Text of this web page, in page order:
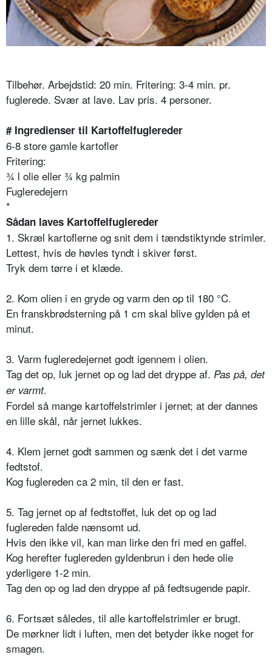
Tilbehør. Arbejdstid: 20 min. Fritering: 3-4 min. pr.
fuglerede. Svær at lave. Lav pris. 4 personer.
# Ingredienser til Kartoffelfuglereder
6-8 store gamle kartofler
Fritering:
¾ l olie eller ¾ kg palmin
Fugleredejern
*
Sådan laves Kartoffelfuglereder
1. Skræl kartoflerne og snit dem i tændstiktynde strimler.
Lettest, hvis de høvles tyndt i skiver først.
Tryk dem tørre i et klæde.
2. Kom olien i en gryde og varm den op til 180 °C.
En franskbrødsterning på 1 cm skal blive gylden på et
minut.
3. Varm fugleredejernet godt igennem i olien.
Tag det op, luk jernet op og lad det dryppe af. Pas på, det
er varmt.
Fordel så mange kartoffelstrimler i jernet; at der dannes
en lille skål, når jernet lukkes.
4. Klem jernet godt sammen og sænk det i det varme
fedtstof.
Kog fuglereden ca 2 min, til den er fast.
5. Tag jernet op af fedtstoffet, luk det op og lad
fuglereden falde nænsomt ud.
Hvis den ikke vil, kan man lirke den fri med en gaffel.
Kog herefter fuglereden gyldenbrun i den hede olie
yderligere 1-2 min.
Tag den op og lad den dryppe af på fedtsugende papir.
6. Fortsæt således, til alle kartoffelstrimler er brugt.
De mørkner lidt i luften, men det betyder ikke noget for
smagen.